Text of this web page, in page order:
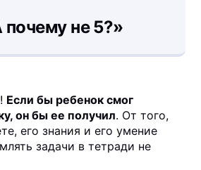
почему не 5?»
Если бы ребенок смог
он бы ее получил. От того,
его знания и его умение
задачи в тетради не